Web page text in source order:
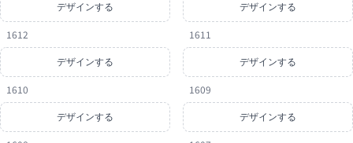
デザインする デザインする
1612
デザインする
1611
デザインする
1610
デザインする
1609
デザインする